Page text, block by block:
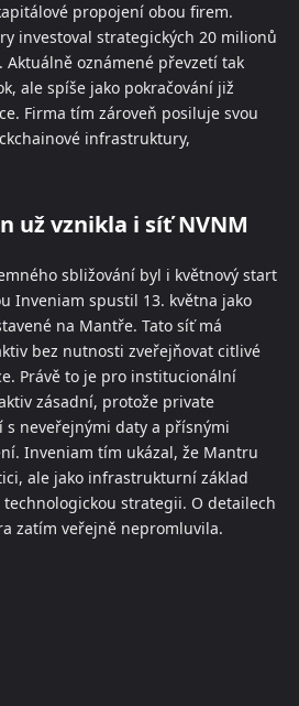
propojení obou firem.
investoval strategických 20 milionů
oznámené převzetí tak
ale spíše jako pokračování již
Firma tím zároveň posiluje svou
infrastruktury,
už vznikla i síť NVNM
sbližování byl i květnový start
Inveniam spustil 13. května jako
na Mantře. Tato síť má
bez nutnosti zveřejňovat citlivé
Právě to je pro institucionální
zásadní, protože private
s neveřejnými daty a přísnými
Inveniam tím ukázal, že Mantru
ale jako infrastrukturní základ
strategii. O detailech
zatím veřejně nepromluvila.